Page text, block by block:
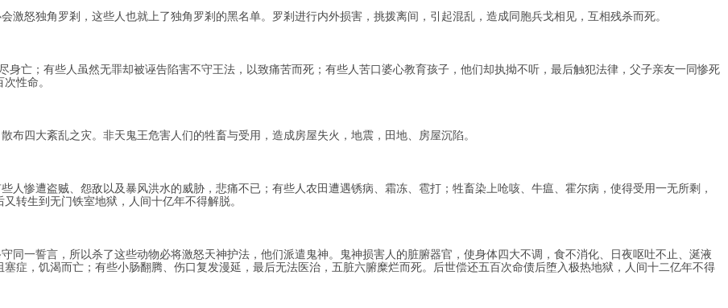
怒独角罗剎，这些人也就上了独角罗剎的黑名单。罗剎进行内外损害，挑拨离间，引起混乱，造成同胞兵戈相见，互相残杀而死。
亡；有些人虽然无罪却被诬告陷害不守王法，以致痛苦而死；有些人苦口婆心教育孩子，他们却执拗不听，最后触犯法律，父子亲友一同惨死
性命。
四大紊乱之灾。非天鬼王危害人们的牲畜与受用，造成房屋失火，地震，田地、房屋沉陷。
惨遭盗贼、怨敌以及暴风洪水的威胁，悲痛不已；有些人农田遭遇锈病、霜冻、雹打；牲畜染上呛咳、牛瘟、霍尔病，使得受用一无所剩，
转生到无门铁室地狱，人间十亿年不得解脱。
一誓言，所以杀了这些动物必将激怒天神护法，他们派遣鬼神。鬼神损害人的脏腑器官，使身体四大不调，食不消化、日夜呕吐不止、涎液
症，饥渴而亡；有些小肠翻腾、伤口复发漫延，最后无法医治，五脏六腑糜烂而死。后世偿还五百次命债后堕入极热地狱，人间十二亿年不得